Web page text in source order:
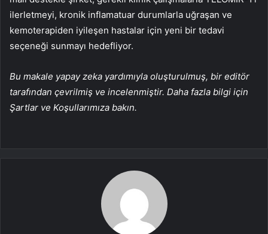
ilerletmeyi, kronik inflamatuar durumlarla uğraşan ve
kemoterapiden iyileşen hastalar için yeni bir tedavi
seçeneği sunmayı hedefliyor.
Bu makale yapay zeka yardımıyla oluşturulmuş, bir editör
tarafından çevrilmiş ve incelenmiştir. Daha fazla bilgi için
Şartlar ve Koşullarımıza bakın.